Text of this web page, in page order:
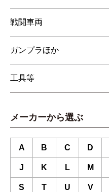
戦闘車両
ガンプラほか
工具等
メーカーから選ぶ
A B C D
J K L M
S T U V